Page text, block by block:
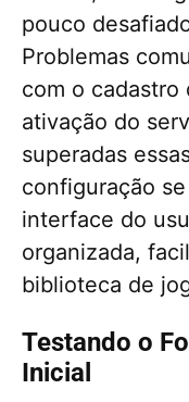
pouco
Problemas
com o
ativação do
superadas
configuração
interface do
organizada,
biblioteca de
Testando o
Inicial